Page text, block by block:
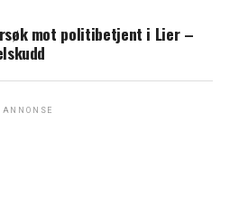
mot politibetjent i Lier –
ANNONSE